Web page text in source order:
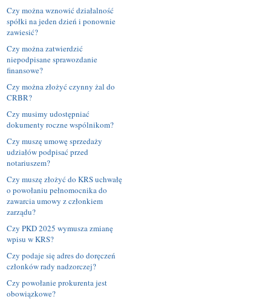
Czy można wznowić działalność
spółki na jeden dzień i ponownie
zawiesić?
Czy można zatwierdzić
niepodpisane sprawozdanie
finansowe?
Czy można złożyć czynny żal do
CRBR?
Czy musimy udostępniać
dokumenty roczne wspólnikom?
Czy muszę umowę sprzedaży
udziałów podpisać przed
notariuszem?
Czy muszę złożyć do KRS uchwałę
o powołaniu pełnomocnika do
zawarcia umowy z członkiem
zarządu?
Czy PKD 2025 wymusza zmianę
wpisu w KRS?
Czy podaje się adres do doręczeń
członków rady nadzorczej?
Czy powołanie prokurenta jest
obowiązkowe?